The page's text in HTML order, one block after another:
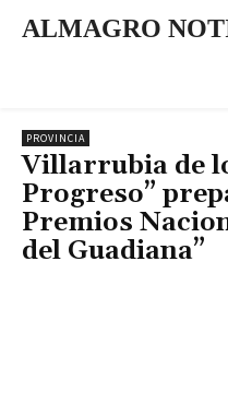
ALMAGRO
PROVINCIA
Villarrubia de
Progreso”
Premios
del Guadiana”